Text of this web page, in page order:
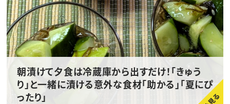
朝漬けて夕食は冷蔵庫から出すだけ！「きゅう
り」と一緒に漬ける意外な食材「助かる」「夏にぴ
ったり」